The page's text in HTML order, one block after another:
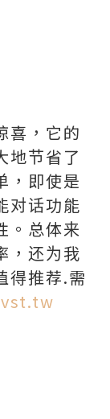
喜，它的
地节省了
，即使是
对话功能
。总体来
，还为我
得推荐.需